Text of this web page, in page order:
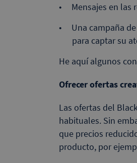
Mensajes en las
Una campaña
para captar su
He aquí algunos
Ofrecer ofertas
Las ofertas del
habituales. Sin
que precios
producto, por